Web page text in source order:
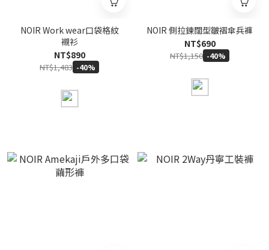
NOIR Work wear口袋格紋
襯衫
NT$890
NT$1,483 -40%
NOIR 側拉鍊闊型皺褶傘兵褲
NT$690
NT$1,150 -40%